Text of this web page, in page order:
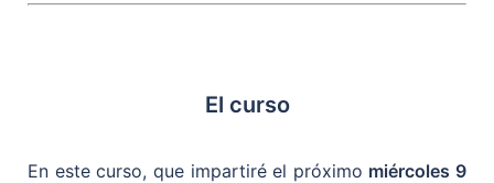
El curso
En este curso, que impartiré el próximo miércoles 9